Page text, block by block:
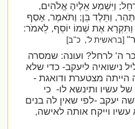
וַיִּשְׁמַע אֵלֶיהָ אֱלֹהִים,
וַתֵּלֶד בֵּן; וַתֹּאמֶר, אָסַף
אֶת שְׁמוֹ יוֹסֵף, לֵאמֹר:
[בראשית ל', כ"ב]
ה' לרחל? ועונה: שמסרה
נישואיה ליעקב- כדי שלא
מצטערת ודואגת -
עשיו ותינשא לו- כי
יעקב -לפי שאין לה בנים
וייקח אותה לאישה,